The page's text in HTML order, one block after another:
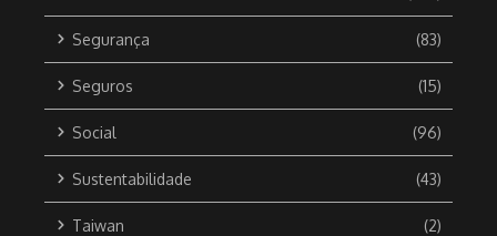
Segurança (83)
Seguros (15)
Social (96)
Sustentabilidade (43)
Taiwan (2)